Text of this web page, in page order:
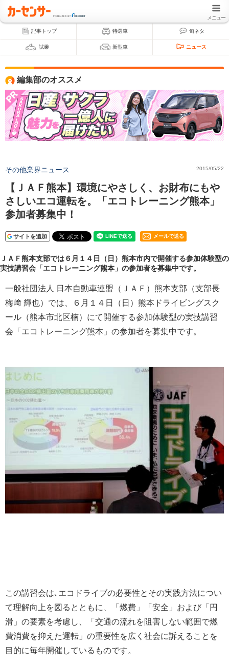
メニュー
記事トップ 特選車 旬ネタ
試乗 新型車 ニュース
編集部のオススメ
その他業界ニュース 2015/05/22
【ＪＡＦ熊本】環境にやさしく、お財布にもや
さしいエコ運転を。「エコトレーニング熊本」
参加者募集中！
サイトを追加 メールで送る
ＪＡＦ熊本支部では６月１４日（日）熊本市内で開催する参加体験型の
実技講習会「エコトレーニング熊本」の参加者を募集中です。
一般社団法人 日本自動車連盟（ＪＡＦ）熊本支部（支部長
梅﨑 輝也）では、６月１４日（日）熊本ドライビングスク
ール（熊本市北区楠）にて開催する参加体験型の実技講習
会「エコトレーニング熊本」の参加者を募集中です。
この講習会は､エコドライブの必要性とその実践方法につい
て理解向上を図るとともに、「燃費」「安全」および「円
滑」の要素を考慮し、「交通の流れを阻害しない範囲で燃
費消費を抑えた運転」の重要性を広く社会に訴えることを
目的に毎年開催しているものです。